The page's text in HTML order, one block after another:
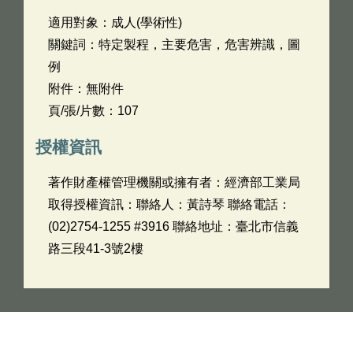
適用對象：成人(學術性)
關鍵詞：特定製程，主要危害，危害辨識，圖
例
附件：無附件
頁/張/片數：107
授權資訊
著作財產權管理機關或擁有者：經濟部工業局
取得授權資訊：聯絡人：黃詩琴 聯絡電話：
(02)2754-1255 #3916 聯絡地址：臺北市信義
路三段41-3號2樓